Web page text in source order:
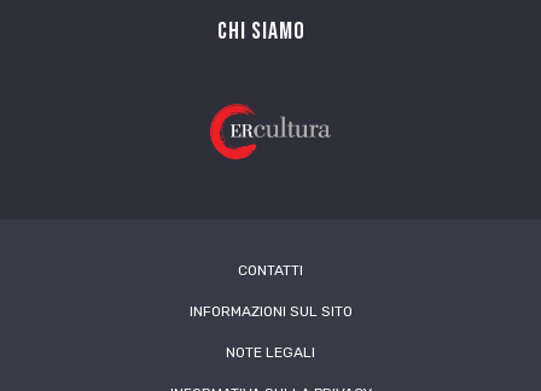
Chi siamo
CONTATTI
INFORMAZIONI SUL SITO
NOTE LEGALI